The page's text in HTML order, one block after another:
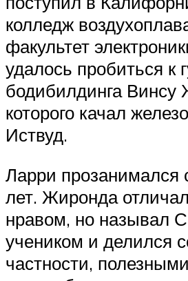
колледж
факультет
удалось пробиться к
бодибилдинга Винсу
которого качал
Иствуд.
Ларри прозанимался
лет. Жиронда
нравом, но называл
учеником и делился
частности,